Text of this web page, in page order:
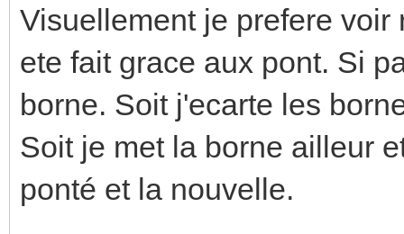
Visuellement je prefere
ete fait grace aux pont. Si
borne. Soit j'ecarte les
Soit je met la borne ailleur
ponté et la nouvelle.